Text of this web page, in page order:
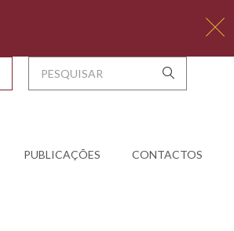
PUBLICAÇÕES CONTACTOS